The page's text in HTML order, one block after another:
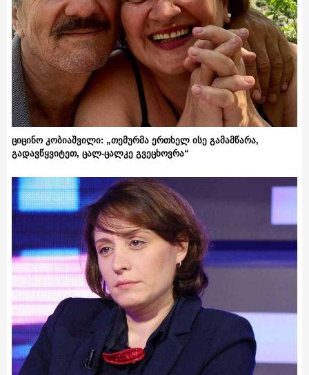
ციცინო კობიაშვილი: „თემურმა ერთხელ ისე გამამწარა,
გადავწყვიტეთ, ცალ-ცალკე გვეცხოვრა“